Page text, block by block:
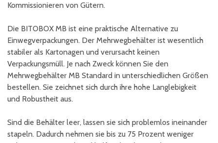
Kommissionieren von Gütern.
Die BITOBOX MB ist eine praktische Alternative zu
Einwegverpackungen. Der Mehrwegbehälter ist wesentlich
stabiler als Kartonagen und verursacht keinen
Verpackungsmüll. Je nach Zweck können Sie den
Mehrwegbehälter MB Standard in unterschiedlichen Größen
bestellen. Sie zeichnet sich durch ihre hohe Langlebigkeit
und Robustheit aus.
Sind die Behälter leer, lassen sie sich problemlos ineinander
stapeln. Dadurch nehmen sie bis zu 75 Prozent weniger